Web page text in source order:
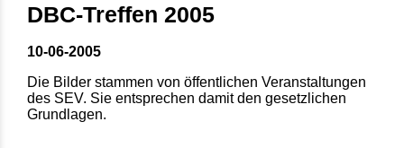
DBC-Treffen 2005
10-06-2005
Die Bilder stammen von öffentlichen Veranstaltungen
des SEV. Sie entsprechen damit den gesetzlichen
Grundlagen.